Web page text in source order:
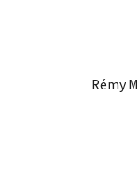
Rémy